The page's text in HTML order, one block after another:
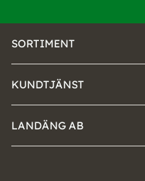
SORTIMENT
KUNDTJÄNST
LANDÄNG AB